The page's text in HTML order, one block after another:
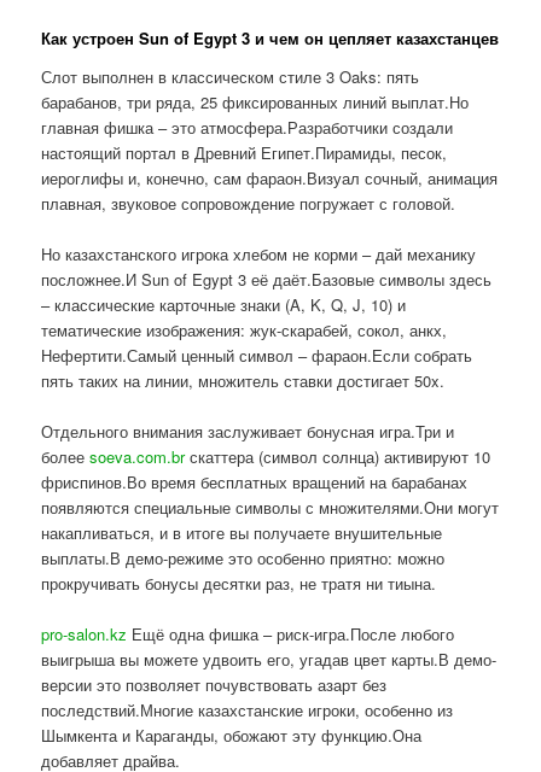
Как устроен Sun of Egypt 3 и чем он цепляет казахстанцев
Слот выполнен в классическом стиле 3 Oaks: пять
барабанов, три ряда, 25 фиксированных линий выплат.Но
главная фишка – это атмосфера.Разработчики создали
настоящий портал в Древний Египет.Пирамиды, песок,
иероглифы и, конечно, сам фараон.Визуал сочный, анимация
плавная, звуковое сопровождение погружает с головой.
Но казахстанского игрока хлебом не корми – дай механику
посложнее.И Sun of Egypt 3 её даёт.Базовые символы здесь
– классические карточные знаки (A, K, Q, J, 10) и
тематические изображения: жук-скарабей, сокол, анкх,
Нефертити.Самый ценный символ – фараон.Если собрать
пять таких на линии, множитель ставки достигает 50x.
Отдельного внимания заслуживает бонусная игра.Три и
болееsoeva.com.brскаттера (символ солнца) активируют 10
фриспинов.Во время бесплатных вращений на барабанах
появляются специальные символы с множителями.Они могут
накапливаться, и в итоге вы получаете внушительные
выплаты.В демо-режиме это особенно приятно: можно
прокручивать бонусы десятки раз, не тратя ни тиына.
pro-salon.kz Ещё одна фишка – риск-игра.После любого
выигрыша вы можете удвоить его, угадав цвет карты.В демо-
версии это позволяет почувствовать азарт без
последствий.Многие казахстанские игроки, особенно из
Шымкента и Караганды, обожают эту функцию.Она
добавляет драйва.